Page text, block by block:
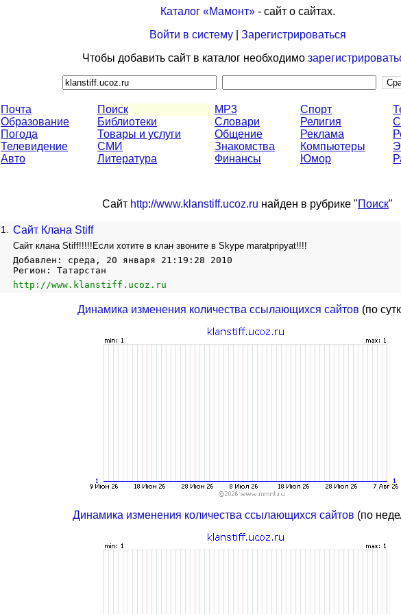
Каталог «Мамонт»- сайт о сайтах.
Войти в систему| Зарегистрироваться
Чтобы добавить сайт в каталог необходимо
Почта
Образование
Погода
Телевидение
Авто
Поиск
Библиотеки
Товары и услуги
СМИ
Литература
MP3
Словари
Общение
Знакомства
Финансы
Спорт
Религия
Реклама
Компьютеры
Юмор
Сайт http://www.klanstiff.ucoz.ru найден в рубрике "Поиск"
1. Сайт Клана Stiff
Сайт клана Stiff!!!!!Если хотите в клан звоните в Skype maratpripyat!!!!
Добавлен: среда, 20 января 21:19:28 2010
Регион: Татарстан
http://www.klanstiff.ucoz.ru
Динамика изменения количества ссылающихся сайтов (по
Динамика изменения количества ссылающихся сайтов (по